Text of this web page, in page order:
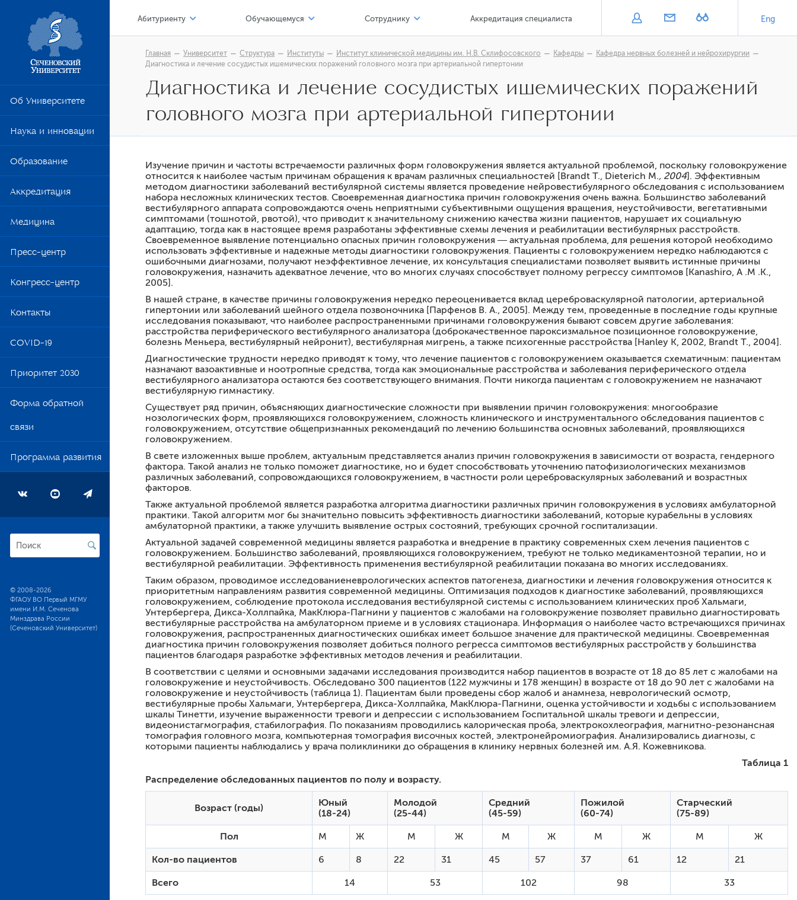
Об Университете
Наука и инновации
Образование
Аккредитация
Медицина
Пресс-центр
Конгресс-центр
Контакты
COVID-19
Приоритет 2030
Форма обратной
связи
Программа развития
© 2008-2026
ФГАОУ ВО Первый МГМУ
имени И.М. Сеченова
Минздрава России
(Сеченовский Университет)
Абитуриенту
Приемная кампания 2026
Приемная кампания 2025
Стоимость обучения
Перевод из другой образовательной организации
Обучающемуся
Центр карьеры
Локальные нормативные акты
Образовательные программы
Стоимость обучения
Центр карьеры
Учеба и наука
Школы мастерства
Комфортная среда обучения
Образовательные стандарты
Стипендии и материальная поддержка
Вакантные места
Общежития
Сотруднику
Соискателю
Офисы, сервисы
Компенсации и льготы
Обучение и развитие
Формы
Аккредитация специалиста Eng
Главная Университет Структура Институты Институт клинической медицины им. Н.В. Склифосовского Кафедры
Кафедра нервных болезней и нейрохирургии
Диагностика и лечение сосудистых ишемических поражений головного мозга при артериальной гипертонии
Диагностика и лечение сосудистых ишемических поражений
головного мозга при артериальной гипертонии
Неврогенные болевые синдромы
Нервно-психические расстройства в неврологической практике
Боли в спине
Головные боли
Головокружения
Диагностика и лечение сосудистых ишемических поражений головного мозга при артериальной гипертонии
Клинические конференции
Студенческий Научный Кружок
Школа мастерства "Медицина боли"
Ординатура
Аспирантура
Документы СМК
Примеры итоговых тестовых заданий
Цикл повышения квалификации по теме «Головокружение и нарушения устойчивости: современные методы обследования и лечения»
Цикл повышения квалификации по программе «Головные боли и цереброваскулярные расстройства: современные методы диагностики и
лечения»
Мы лечим
Элективы
Студенту
Цикл повышения квалификации для врачей «Головные боли в клинической практике: современные методы диагностики и лечения»
Изучение причин и частоты встречаемости различных форм головокружения является актуальной проблемой, поскольку головокружение
относится к наиболее частым причинам обращения к врачам различных специальностей [Brandt Т., Dieterich М., 2004]. Эффективным
методом диагностики заболеваний вестибулярной системы является проведение нейровестибулярного обследования с использованием
набора несложных клинических тестов. Своевременная диагностика причин головокружения очень важна. Большинство заболеваний
вестибулярного аппарата сопровождаются очень неприятными субъективными ощущения вращения, неустойчивости, вегетативными
симптомами (тошнотой, рвотой), что приводит к значительному снижению качества жизни пациентов, нарушает их социальную
адаптацию, тогда как в настоящее время разработаны эффективные схемы лечения и реабилитации вестибулярных расстройств.
Своевременное выявление потенциально опасных причин головокружения ― актуальная проблема, для решения которой необходимо
использовать эффективные и надежные методы диагностики головокружения. Пациенты с головокружением нередко наблюдаются с
ошибочными диагнозами, получают неэффективное лечение, их консультация специалистами позволяет выявить истинные причины
головокружения, назначить адекватное лечение, что во многих случаях способствует полному регрессу симптомов [Kanashiro, A .M .K.,
2005].
В нашей стране, в качестве причины головокружения нередко переоценивается вклад цереброваскулярной патологии, артериальной
гипертонии или заболеваний шейного отдела позвоночника [Парфенов В. А., 2005]. Между тем, проведенные в последние годы крупные
исследования показывают, что наиболее распространенными причинами головокружения бывают совсем другие заболевания:
расстройства периферического вестибулярного анализатора (доброкачественное пароксизмальное позиционное головокружение,
болезнь Меньера, вестибулярный нейронит), вестибулярная мигрень, а также психогенные расстройства [Hanley K, 2002, Brandt T., 2004].
Диагностические трудности нередко приводят к тому, что лечение пациентов с головокружением оказывается схематичным: пациентам
назначают вазоактивные и ноотропные средства, тогда как эмоциональные расстройства и заболевания периферического отдела
вестибулярного анализатора остаются без соответствующего внимания. Почти никогда пациентам с головокружением не назначают
вестибулярную гимнастику.
Существует ряд причин, объясняющих диагностические сложности при выявлении причин головокружения: многообразие
нозологических форм, проявляющихся головокружением, сложность клинического и инструментального обследования пациентов с
головокружением, отсутствие общепризнанных рекомендаций по лечению большинства основных заболеваний, проявляющихся
головокружением.
В свете изложенных выше проблем, актуальным представляется анализ причин головокружения в зависимости от возраста, гендерного
фактора. Такой анализ не только поможет диагностике, но и будет способствовать уточнению патофизиологических механизмов
различных заболеваний, сопровождающихся головокружением, в частности роли цереброваскулярных заболеваний и возрастных
факторов.
Также актуальной проблемой является разработка алгоритма диагностики различных причин головокружения в условиях амбулаторной
практики. Такой алгоритм мог бы значительно повысить эффективность диагностики заболеваний, которые курабельны в условиях
амбулаторной практики, а также улучшить выявление острых состояний, требующих срочной госпитализации.
Актуальной задачей современной медицины является разработка и внедрение в практику современных схем лечения пациентов с
головокружением. Большинство заболеваний, проявляющихся головокружением, требуют не только медикаментозной терапии, но и
вестибулярной реабилитации. Эффективность применения вестибулярной реабилитации показана во многих исследованиях.
Таким образом, проводимое исследованиеневрологических аспектов патогенеза, диагностики и лечения головокружения относится к
приоритетным направлениям развития современной медицины. Оптимизация подходов к диагностике заболеваний, проявляющихся
головокружением, соблюдение протокола исследования вестибулярной системы с использованием клинических проб Хальмаги,
Унтербергера, Дикса-Холлпайка, МакКлюра-Пагнини у пациентов с жалобами на головокружение позволяет правильно диагностировать
вестибулярные расстройства на амбулаторном приеме и в условиях стационара. Информация о наиболее часто встречающихся причинах
головокружения, распространенных диагностических ошибках имеет большое значение для практической медицины. Своевременная
диагностика причин головокружения позволяет добиться полного регресса симптомов вестибулярных расстройств у большинства
пациентов благодаря разработке эффективных методов лечения и реабилитации.
В соответствии с целями и основными задачами исследования производится набор пациентов в возрасте от 18 до 85 лет с жалобами на
головокружение и неустойчивость. Обследовано 300 пациентов (122 мужчины и 178 женщин) в возрасте от 18 до 90 лет с жалобами на
головокружение и неустойчивость (таблица 1). Пациентам были проведены сбор жалоб и анамнеза, неврологический осмотр,
вестибулярные пробы Хальмаги, Унтербергера, Дикса-Холлпайка, МакКлюра-Пагнини, оценка устойчивости и ходьбы с использованием
шкалы Тинетти, изучение выраженности тревоги и депрессии с использованием Госпитальной шкалы тревоги и депрессии,
видеонистагмография, стабилография. По показаниям проводились калорическая проба, электрокохлеография, магнитно-резонансная
томография головного мозга, компьютерная томография височных костей, электронейромиография. Анализировались диагнозы, с
которыми пациенты наблюдались у врача поликлиники до обращения в клинику нервных болезней им. А.Я. Кожевникова.
Таблица 1
Распределение обследованных пациентов по полу и возрасту.
Возраст (годы)
Юный
(18-24)
Молодой
(25-44)
Средний
(45-59)
Пожилой
(60-74)
Старческий
(75-89)
Пол М Ж М Ж М Ж М Ж М Ж
Кол-во пациентов 6 8 22 31 45 57 37 61 12 21
Всего 14 53 102 98 33